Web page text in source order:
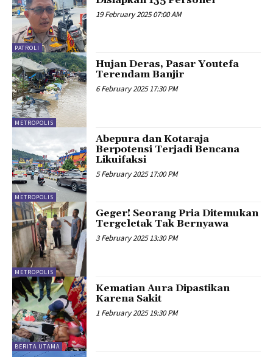
PATROLI
19 February 2025 07:00 AM
METROPOLIS
Hujan Deras, Pasar Youtefa
Terendam Banjir
6 February 2025 17:30 PM
METROPOLIS
Abepura dan Kotaraja
Berpotensi Terjadi Bencana
Likuifaksi
5 February 2025 17:00 PM
METROPOLIS
Geger! Seorang Pria Ditemukan
Tergeletak Tak Bernyawa
3 February 2025 13:30 PM
BERITA UTAMA
Kematian Aura Dipastikan
Karena Sakit
1 February 2025 19:30 PM